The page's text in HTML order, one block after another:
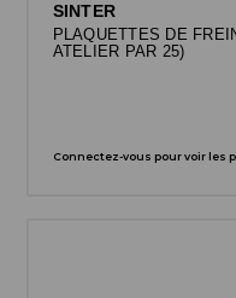
SINTER
PLAQUETTES DE
ATELIER PAR 25)
Connectez-vous pour voir les